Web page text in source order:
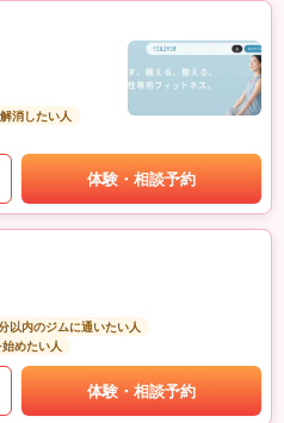
消したい人
体験・相談予約
以内のジムに通いたい人
めたい人
体験・相談予約